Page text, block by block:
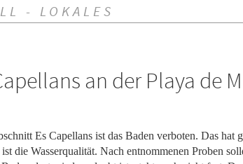
- LOKALES
an der Playa de
Es Capellans ist das Baden verboten. Das hat
die Wasserqualität. Nach entnommenen Proben